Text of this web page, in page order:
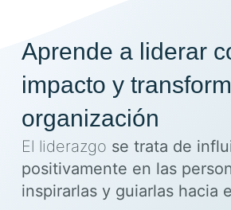
Aprende a liderar
impacto y
organización
El liderazgo se trata de
positivamente en las
inspirarlas y guiarlas hacia